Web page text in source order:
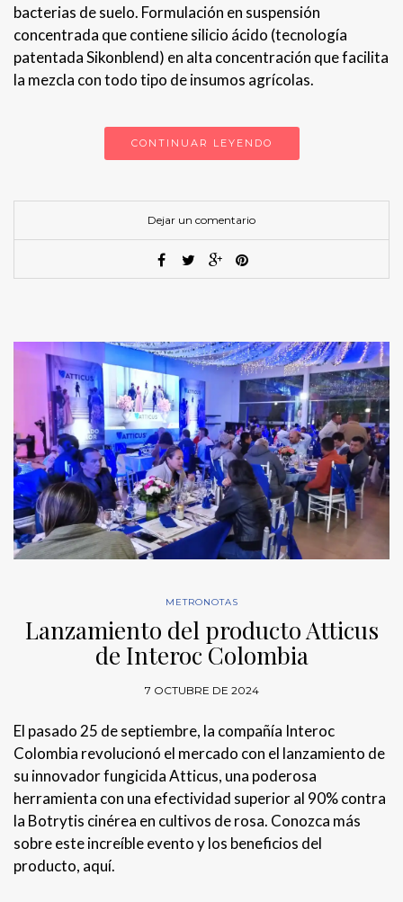
bacterias de suelo. Formulación en suspensión
concentrada que contiene silicio ácido (tecnología
patentada Sikonblend) en alta concentración que facilita
la mezcla con todo tipo de insumos agrícolas.
CONTINUAR LEYENDO
Dejar un comentario
METRONOTAS
Lanzamiento del producto Atticus
de Interoc Colombia
7 OCTUBRE DE 2024
El pasado 25 de septiembre, la compañía Interoc
Colombia revolucionó el mercado con el lanzamiento de
su innovador fungicida Atticus, una poderosa
herramienta con una efectividad superior al 90% contra
la Botrytis cinérea en cultivos de rosa. Conozca más
sobre este increíble evento y los beneficios del
producto, aquí.